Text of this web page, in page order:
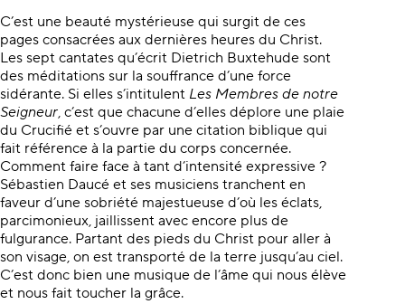
C’est une beauté mystérieuse qui surgit de ces
pages consacrées aux dernières heures du Christ.
Les sept cantates qu’écrit Dietrich Buxtehude sont
des méditations sur la souffrance d’une force
sidérante. Si elles s’intitulent Les Membres de notre
Seigneur, c’est que chacune d’elles déplore une plaie
du Crucifié et s’ouvre par une citation biblique qui
fait référence à la partie du corps concernée.
Comment faire face à tant d’intensité expressive ?
Sébastien Daucé et ses musiciens tranchent en
faveur d’une sobriété majestueuse d’où les éclats,
parcimonieux, jaillissent avec encore plus de
fulgurance. Partant des pieds du Christ pour aller à
son visage, on est transporté de la terre jusqu’au ciel.
C’est donc bien une musique de l’âme qui nous élève
et nous fait toucher la grâce.